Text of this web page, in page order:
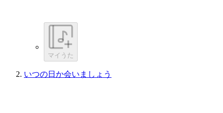
マイうた
いつの日か会いましょう